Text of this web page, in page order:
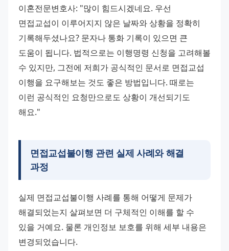
이혼전문변호사: "많이 힘드시겠네요. 우선
면접교섭이 이루어지지 않은 날짜와 상황을 정확히
기록해두셨나요? 문자나 통화 기록이 있으면 큰
도움이 됩니다. 법적으로는 이행명령 신청을 고려해볼
수 있지만, 그전에 저희가 공식적인 문서로 면접교섭
이행을 요구해보는 것도 좋은 방법입니다. 때로는
이런 공식적인 요청만으로도 상황이 개선되기도
해요."
면접교섭불이행 관련 실제 사례와 해결
과정
실제 면접교섭불이행 사례를 통해 어떻게 문제가
해결되었는지 살펴보면 더 구체적인 이해를 할 수
있을 거예요. 물론 개인정보 보호를 위해 세부 내용은
변경되었습니다.